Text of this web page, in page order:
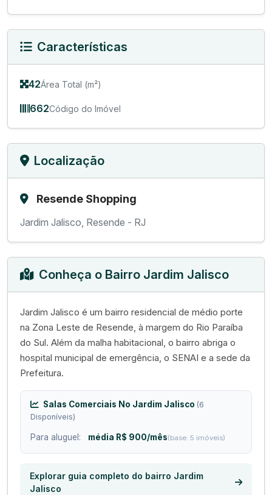
Características
42Área Total (m²)
662Código do Imóvel
Localização
Resende Shopping
Jardim Jalisco, Resende - RJ
Conheça o Bairro Jardim Jalisco
Jardim Jalisco é um bairro residencial de médio porte
na Zona Leste de Resende, à margem do Rio Paraíba
do Sul. Além da malha habitacional, o bairro abriga o
hospital municipal de emergência, o SENAI e a sede da
Prefeitura.
Salas Comerciais No Jardim Jalisco (6
Disponíveis)
Para aluguel: média R$ 900/mês(base: 5 imóveis)
Explorar guia completo do bairro Jardim
Jalisco